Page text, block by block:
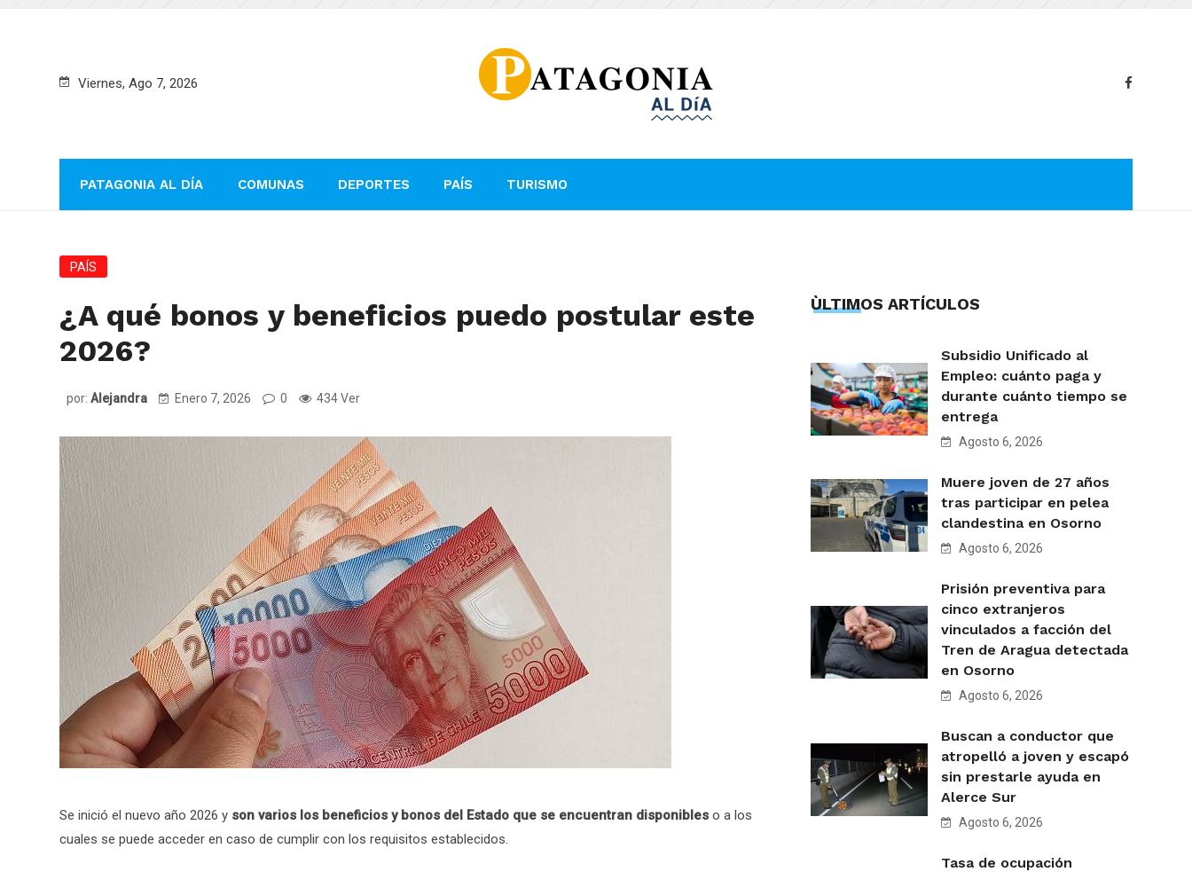
Viernes, Ago 7, 2026
PATAGONIA AL DÍA COMUNAS DEPORTES PAÍS TURISMO
PAÍS
¿A qué bonos y beneficios puedo postular este
2026?
por: Alejandra Enero 7, 2026 0 434 Ver
Se inició el nuevo año 2026 y son varios los beneficios y bonos del Estado que se encuentran disponibles o a los
cuales se puede acceder en caso de cumplir con los requisitos establecidos.
ÙLTIMOS ARTÍCULOS
Subsidio Unificado al
Empleo: cuánto paga y
durante cuánto tiempo se
entrega
Agosto 6, 2026
Muere joven de 27 años
tras participar en pelea
clandestina en Osorno
Agosto 6, 2026
Prisión preventiva para
cinco extranjeros
vinculados a facción del
Tren de Aragua detectada
en Osorno
Agosto 6, 2026
Buscan a conductor que
atropelló a joven y escapó
sin prestarle ayuda en
Alerce Sur
Agosto 6, 2026
Tasa de ocupación